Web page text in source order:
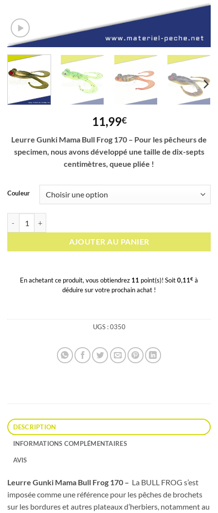
11,99€
Leurre Gunki Mama Bull Frog 170 – Pour les pêcheurs de
specimen, nous avons développé une taille de dix-septs
centimètres, queue pliée !
Couleur
AJOUTER AU PANIER
En achetant ce produit, vous obtiendrez 11 point(s)! Soit0,11€ à
déduire sur votre prochain achat !
UGS :0350
DESCRIPTION
INFORMATIONS COMPLÉMENTAIRES
AVIS
Leurre Gunki Mama Bull Frog 170 – La BULL FROG s’est
imposée comme une référence pour les pêches de brochets
sur les bordures et autres plateaux d’herbiers, notamment au